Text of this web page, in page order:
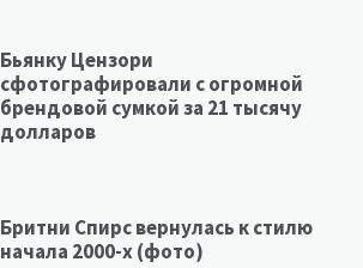
Бьянку Цензори
сфотографировали с огромной
брендовой сумкой за 21 тысячу
долларов
Бритни Спирс вернулась к стилю
начала 2000-х (фото)